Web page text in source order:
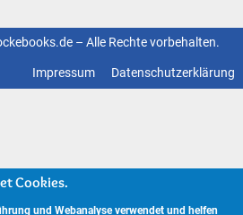
– Alle Rechte vorbehalten.
Datenschutzerklärung
Impressum
Cookies.
und Webanalyse verwendet und helfen